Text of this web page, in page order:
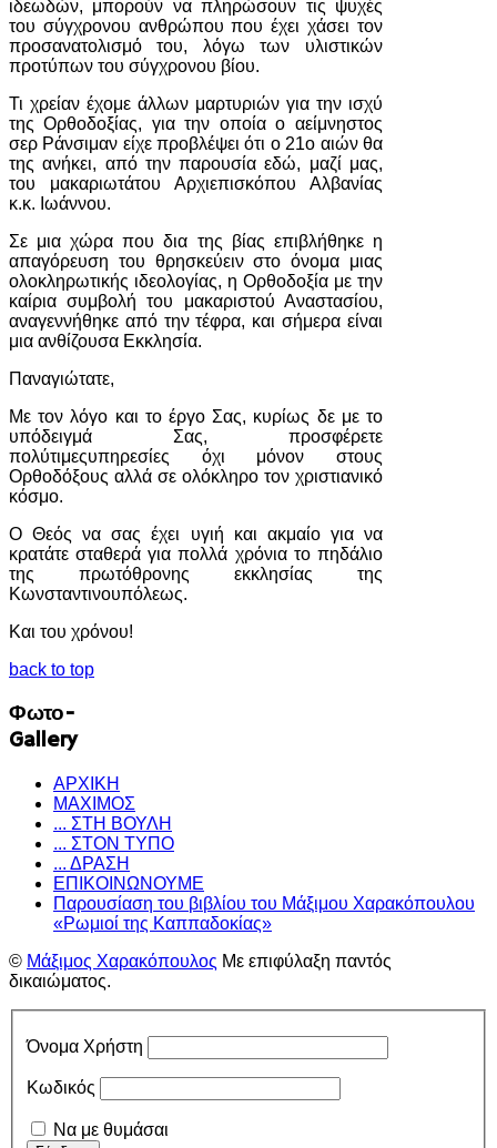
ιδεωδών, μπορούν να πληρώσουν τις ψυχές
του σύγχρονου ανθρώπου που έχει χάσει τον
προσανατολισμό του, λόγω των υλιστικών
προτύπων του σύγχρονου βίου.
Τι χρείαν έχομε άλλων μαρτυριών για την ισχύ
της Ορθοδοξίας, για την οποία ο αείμνηστος
σερ Ράνσιμαν είχε προβλέψει ότι ο 21ο αιών θα
της ανήκει, από την παρουσία εδώ, μαζί μας,
του μακαριωτάτου Αρχιεπισκόπου Αλβανίας
κ.κ. Ιωάννου.
Σε μια χώρα που δια της βίας επιβλήθηκε η
απαγόρευση του θρησκεύειν στο όνομα μιας
ολοκληρωτικής ιδεολογίας, η Ορθοδοξία με την
καίρια συμβολή του μακαριστού Αναστασίου,
αναγεννήθηκε από την τέφρα, και σήμερα είναι
μια ανθίζουσα Εκκλησία.
Παναγιώτατε,
Με τον λόγο και το έργο Σας, κυρίως δε με το
υπόδειγμά Σας, προσφέρετε
πολύτιμεςυπηρεσίες όχι μόνον στους
Ορθοδόξους αλλά σε ολόκληρο τον χριστιανικό
κόσμο.
Ο Θεός να σας έχει υγιή και ακμαίο για να
κρατάτε σταθερά για πολλά χρόνια το πηδάλιο
της πρωτόθρονης εκκλησίας της
Κωνσταντινουπόλεως.
Και του χρόνου!
back to top
Φωτο-
Gallery
ΑΡΧΙΚΗ
ΜΑΧΙΜΟΣ
... ΣΤΗ ΒΟΥΛΗ
... ΣΤΟΝ ΤΥΠΟ
... ΔΡΑΣΗ
ΕΠΙΚΟΙΝΩΝΟΥΜΕ
Παρουσίαση του βιβλίου του Μάξιμου Χαρακόπουλου
«Ρωμιοί της Καππαδοκίας»
© Μάξιμος Χαρακόπουλος Με επιφύλαξη παντός
δικαιώματος.
Όνομα Χρήστη
Κωδικός
Να με θυμάσαι